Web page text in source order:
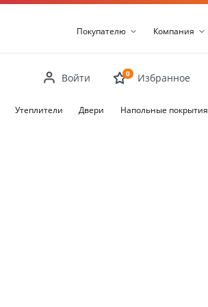
Покупателю Компания
Войти 0 Избранное
Утеплители Двери Напольные покрытия